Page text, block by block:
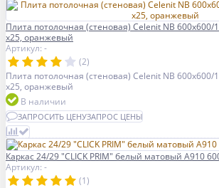
Плита потолочная (стеновая) Celenit NB 600x600/
x25, оранжевый
Артикул: -
(2)
Плита потолочная (стеновая) Celenit NB 600x600/
x25, оранжевый
В наличии
ЗАПРОСИТЬ ЦЕНУЗАПРОС ЦЕНЫ
Каркас 24/29 "CLICK PRIM" белый матовый A910
Артикул: -
(1)